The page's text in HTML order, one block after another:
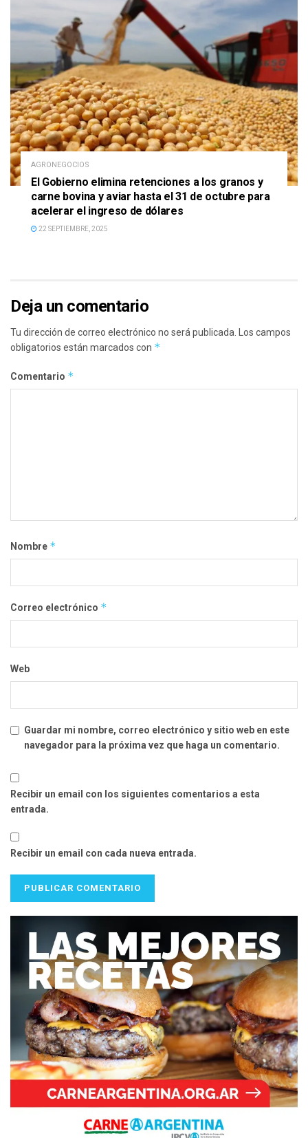
AGRONEGOCIOS
El Gobierno elimina retenciones a los granos y
carne bovina y aviar hasta el 31 de octubre para
acelerar el ingreso de dólares
22 SEPTIEMBRE, 2025
Deja un comentario
Tu dirección de correo electrónico no será publicada.
Los campos
obligatorios están marcados con *
Comentario *
Nombre *
Correo electrónico *
Web
Guardar mi nombre, correo electrónico y sitio web en este
navegador para la próxima vez que haga un comentario.
Recibir un email con los siguientes comentarios a esta
entrada.
Recibir un email con cada nueva entrada.